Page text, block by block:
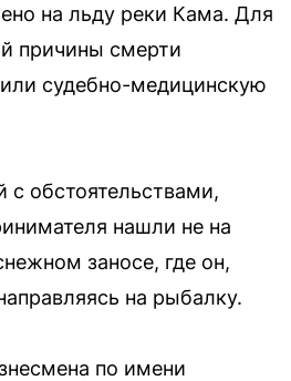
на льду реки Кама. Для
причины смерти
судебно-медицинскую
с обстоятельствами,
нашли не на
заносе, где он,
на рыбалку.
по имени